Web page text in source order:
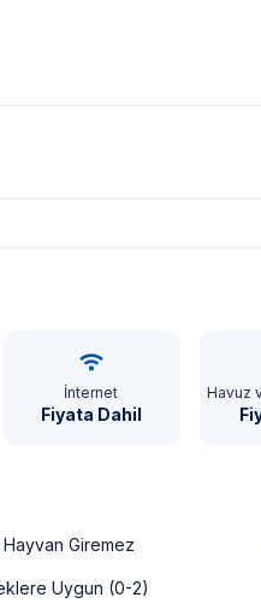
İnternet
Fiyata Dahil
Havuz
Hayvan Giremez
Uygun (0-2)